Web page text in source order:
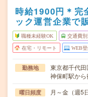
時給1900円＊完
ック運営企業で
職種未経験OK 交通費
在宅・リモート WEB
勤務地
東京都千代田
神保町駅か
曜日頻度 月～金（週